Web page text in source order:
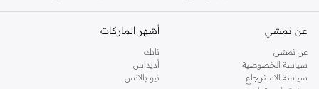
كنت تقومين بتجديد خزانة ملابسك الملائمة للعمل، البحث عن فستان مثالي للحفلات او
اليه.
تسوقي دوروثي بيركنز اون لاين مسقط
عن نمشي
عن نمشي
سياسة الخصوصية
سياسة الاسترجاع
أشهر الماركات
نايك
أديداس
نيو بالانس